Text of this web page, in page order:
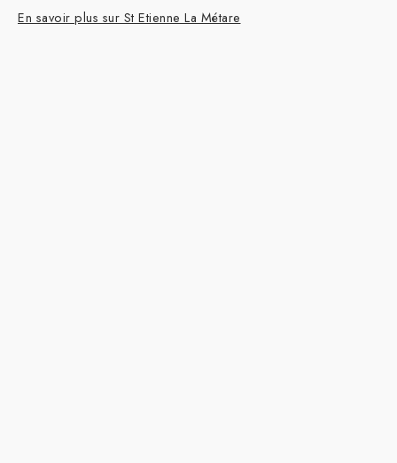
En savoir plus sur St Etienne La Métare